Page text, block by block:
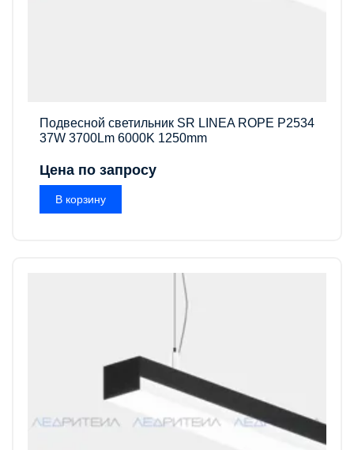
Подвесной светильник SR LINEA ROPE P2534
37W 3700Lm 6000K 1250mm
Цена по запросу
В корзину